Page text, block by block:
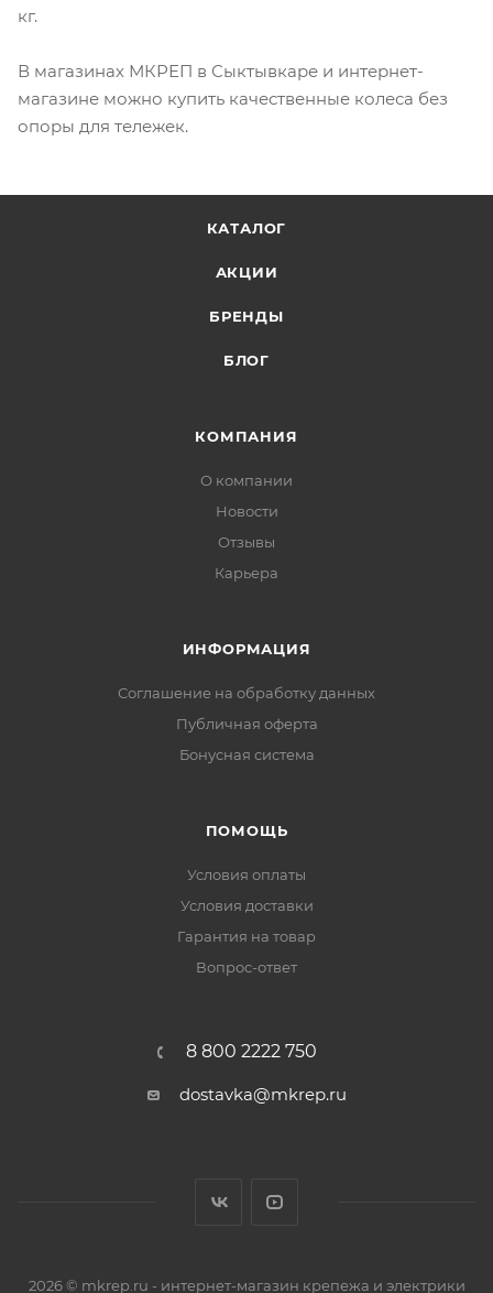
кг.
В магазинах МКРЕП в Сыктывкаре и интернет-
магазине можно купить качественные колеса без
опоры для тележек.
КАТАЛОГ
АКЦИИ
БРЕНДЫ
БЛОГ
КОМПАНИЯ
О компании
Новости
Отзывы
Карьера
ИНФОРМАЦИЯ
Соглашение на обработку данных
Публичная оферта
Бонусная система
ПОМОЩЬ
Условия оплаты
Условия доставки
Гарантия на товар
Вопрос-ответ
8 800 2222 750
dostavka@mkrep.ru
2026 © mkrep.ru - интернет-магазин крепежа и электрики